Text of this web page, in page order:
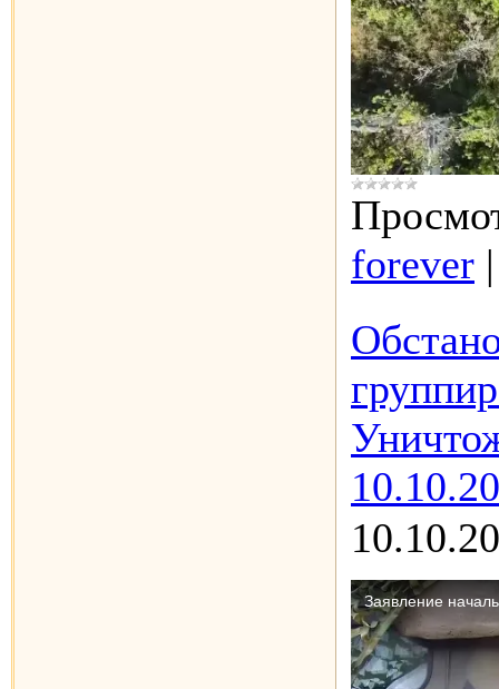
forever